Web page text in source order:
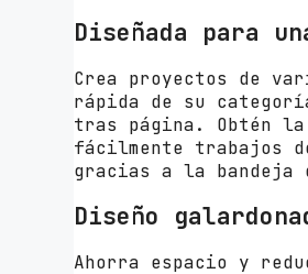
Diseñada para
Crea proyectos de
rápida de su
tras página. Obtén
fácilmente trabajos
gracias a la bandeja
Diseño
Ahorra espacio y